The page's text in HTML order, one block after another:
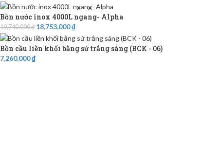
Bồn nước inox 4000L ngang- Alpha
19,740,000₫ 18,753,000₫
Bồn cầu liền khối bằng sứ trắng sáng (BCK - 06)
7,260,000₫